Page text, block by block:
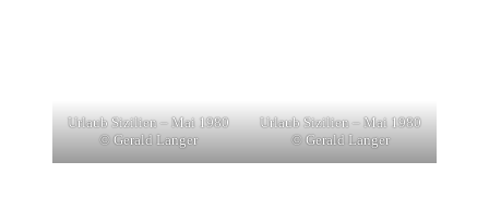
Urlaub Sizilien – Mai 1980
© Gerald Langer
Urlaub Sizilien – Mai 1980
© Gerald Langer